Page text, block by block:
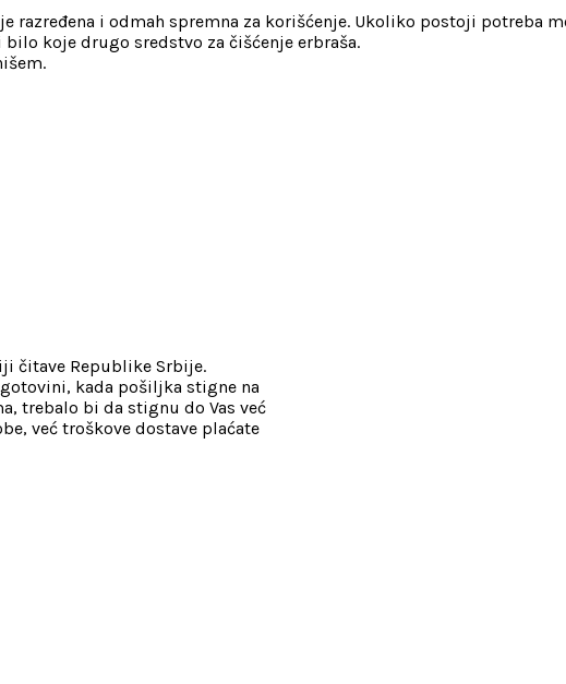
razređena i odmah spremna za korišćenje. Ukoliko postoji potreba
bilo koje drugo sredstvo za čišćenje erbraša.
čitave Republike Srbije.
kada pošiljka stigne na
trebalo bi da stignu do Vas već
već troškove dostave plaćate